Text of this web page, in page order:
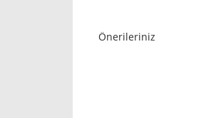
Önerileriniz